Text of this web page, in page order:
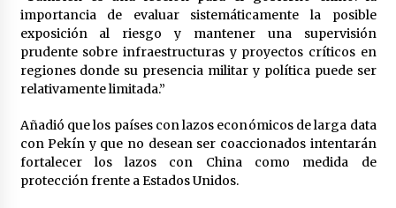
importancia de evaluar sistemáticamente la posible
exposición al riesgo y mantener una supervisión
prudente sobre infraestructuras y proyectos críticos en
regiones donde su presencia militar y política puede ser
relativamente limitada.”
Añadió que los países con lazos económicos de larga data
con Pekín y que no desean ser coaccionados intentarán
fortalecer los lazos con China como medida de
protección frente a Estados Unidos.